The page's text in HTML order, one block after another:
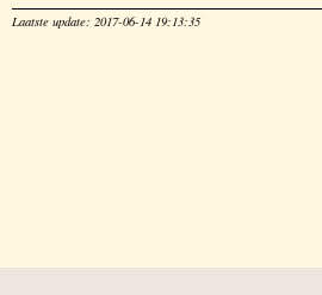
Laatste update: 2017-06-14 19:13:35